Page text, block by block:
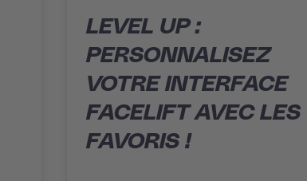
LEVEL UP :
PERSONNALISEZ
VOTRE INTERFACE
FACELIFT AVEC LES
FAVORIS !